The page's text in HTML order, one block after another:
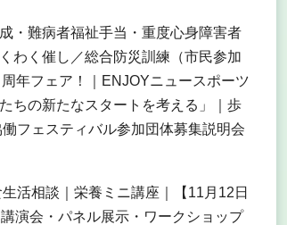
・難病者福祉手当・重度心身障害者
わく催し／総合防災訓練（市民参加
年フェア！｜ENJOYニュースポーツ
ちの新たなスタートを考える」｜歩
フェスティバル参加団体募集説明会
活相談｜栄養ミニ講座｜【11月12日
演会・パネル展示・ワークショップ